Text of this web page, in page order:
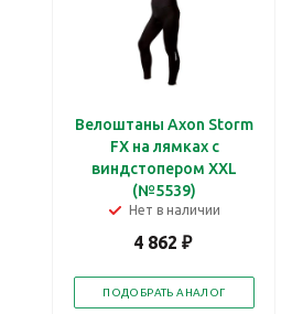
Велоштаны Axon Storm
FX на лямках с
виндстопером XXL
(№5539)
Нет в наличии
4 862 ₽
ПОДОБРАТЬ АНАЛОГ